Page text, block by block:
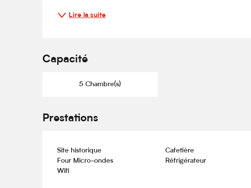
Lire la suite
Capacité
5 Chambre(s)
Prestations
Site historique Cafetière
Four Micro-ondes
Réfrigérateur
Wifi